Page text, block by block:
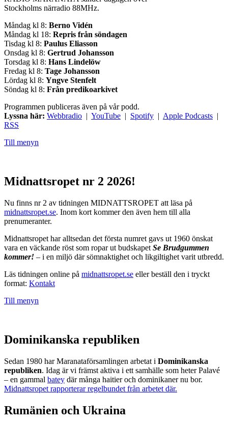
Stockholms närradio 88MHz.
Måndag kl 8: Berno Vidén
Måndag kl 18: Repris från söndagen
Tisdag kl 8: Paulus Eliasson
Onsdag kl 8: Gertrud Johansson
Torsdag kl 8: Hans Lindelöw
Fredag kl 8: Tage Johansson
Lördag kl 8: Yngve Stenfelt
Söndag kl 8: Från predikoarkivet
Programmen publiceras även på vår podd.
Lyssna här: Webbradio | YouTube | Spotify | Apple Podcasts |
RSS
Till menyn
Midnattsropet nr 2 2026!
Nu finns nr 2 av tidningen MIDNATTSROPET att läsa på
midnattsropet.se. Inom kort kommer den även hem till alla
prenumeranter.
Midnattsropet har alltsedan det första numret gavs ut 1960 önskat
vara en väckande röst som ropar ut budskapet Se Brudgummen
kommer! – i en miljö där sömnaktighet och likgiltighet varit utbredd.
Läs tidningen online på midnattsropet.se eller beställ den i tryckt
format: Kontakt
Till menyn
Dominikanska republiken
Sedan 1980 har Maranataförsamlingen arbetat i Dominikanska
republiken. Idag är vi främst aktiva i ett samhälle som heter Palavé
– en gammal batey där många haitier och dominikaner nu bor.
Midnattsropet rapporterar regelbundet från arbetet där.
Rumänien och Ukraina